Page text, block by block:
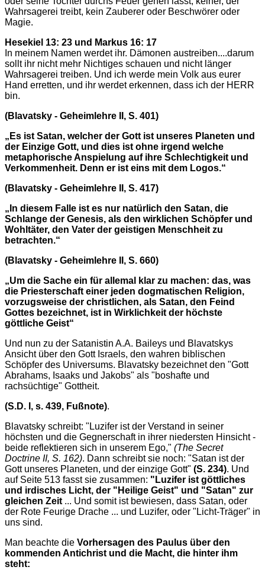
Wahrsagerei treibt, kein Zauberer oder Beschwörer oder
Magie.
Hesekiel 13: 23 und Markus 16: 17
In meinem Namen werdet ihr. Dämonen austreiben....darum
sollt ihr nicht mehr Nichtiges schauen und nicht länger
Wahrsagerei treiben. Und ich werde mein Volk aus eurer
Hand erretten, und ihr werdet erkennen, dass ich der HERR
bin.
(Blavatsky - Geheimlehre II, S. 401)
„Es ist Satan, welcher der Gott ist unseres Planeten und
der Einzige Gott, und dies ist ohne irgend welche
metaphorische Anspielung auf ihre Schlechtigkeit und
Verkommenheit. Denn er ist eins mit dem Logos.“
(Blavatsky - Geheimlehre II, S. 417)
„In diesem Falle ist es nur natürlich den Satan, die
Schlange der Genesis, als den wirklichen Schöpfer und
Wohltäter, den Vater der geistigen Menschheit zu
betrachten.“
(Blavatsky - Geheimlehre II, S. 660)
„Um die Sache ein für allemal klar zu machen: das, was
die Priesterschaft einer jeden dogmatischen Religion,
vorzugsweise der christlichen, als Satan, den Feind
Gottes bezeichnet, ist in Wirklichkeit der höchste
göttliche Geist“
Und nun zu der Satanistin A.A. Baileys und Blavatskys
Ansicht über den Gott Israels, den wahren biblischen
Schöpfer des Universums. Blavatsky bezeichnet den "Gott
Abrahams, Isaaks und Jakobs" als "boshafte und
rachsüchtige" Gottheit.
(S.D. I, s. 439, Fußnote).
Blavatsky schreibt: "Luzifer ist der Verstand in seiner
höchsten und die Gegnerschaft in ihrer niedersten Hinsicht -
beide reflektieren sich in unserem Ego," (The Secret
Doctrine II, S. 162). Dann schreibt sie noch: "Satan ist der
Gott unseres Planeten, und der einzige Gott" (S. 234). Und
auf Seite 513 fasst sie zusammen: "Luzifer ist göttliches
und irdisches Licht, der "Heilige Geist" und "Satan" zur
gleichen Zeit... Und somit ist bewiesen, dass Satan, oder
der Rote Feurige Drache ... und Luzifer, oder "Licht-Träger" in
uns sind.
Man beachte die Vorhersagen des Paulus über den
kommenden Antichrist und die Macht, die hinter ihm
steht: